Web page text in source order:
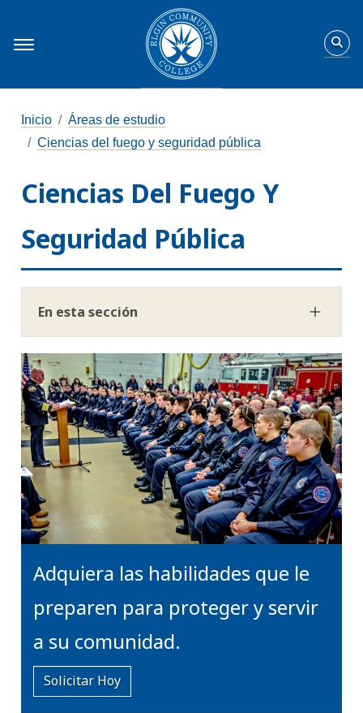
Inicio
Áreas de estudio
Ciencias del fuego y seguridad pública
Ciencias Del Fuego Y
Seguridad Pública
En esta sección
Adquiera las habilidades que le
preparen para proteger y servir
a su comunidad.
Solicitar Hoy